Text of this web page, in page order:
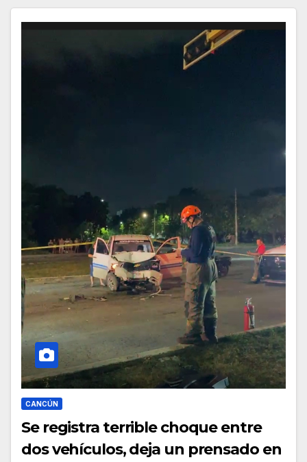
CANCÚN
Se registra terrible choque entre
dos vehículos, deja un prensado en